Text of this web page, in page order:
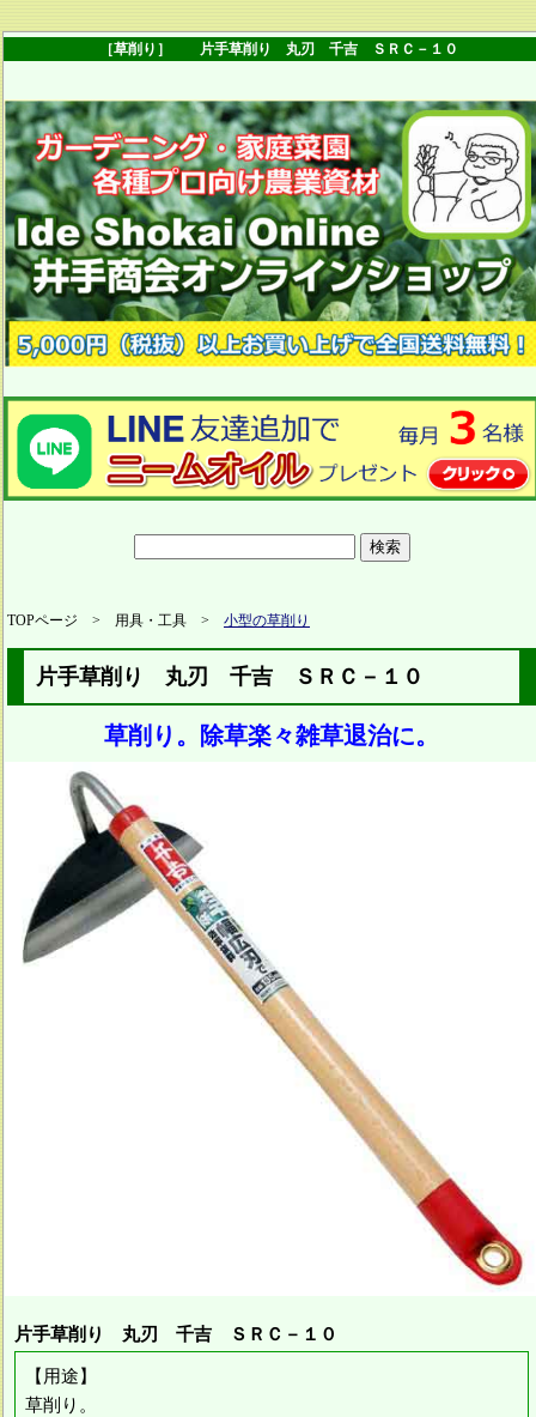
［草削り］ 片手草削り 丸刃 千吉 ＳＲＣ－１０
TOPページ > 用具・工具 > 小型の草削り
片手草削り 丸刃 千吉 ＳＲＣ－１０
草削り。除草楽々雑草退治に。
片手草削り 丸刃 千吉 ＳＲＣ－１０
【用途】
草削り。